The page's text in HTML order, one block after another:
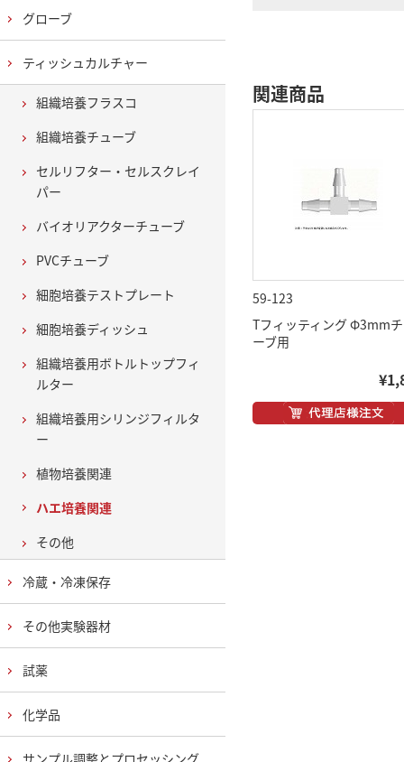
関連商品
59-123
Tフィッティング Φ3mm
ーブ用
グローブ
ティッシュカルチャー
組織培養フラスコ
組織培養チューブ
セルリフター・セルスクレイ
パー
バイオリアクターチューブ
PVCチューブ
細胞培養テストプレート
細胞培養ディッシュ
組織培養用ボトルトップフィ
ルター
組織培養用シリンジフィルタ
ー
植物培養関連
ハエ培養関連
その他
冷蔵・冷凍保存
その他実験器材
試薬
化学品
サンプル調整とプロセッシング